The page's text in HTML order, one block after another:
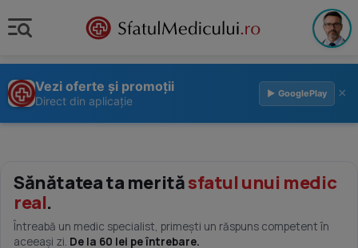
Vezi oferte și promoții
Direct din aplicație
▶ GooglePlay ×
Sănătatea ta merităsfatul unui medic
real.
Întreabă un medic specialist, primești un răspuns competent în
aceeași zi. De la 60 lei pe întrebare.